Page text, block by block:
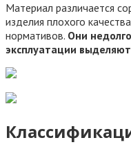
Материал различается
изделия плохого
нормативов. Они
эксплуатации